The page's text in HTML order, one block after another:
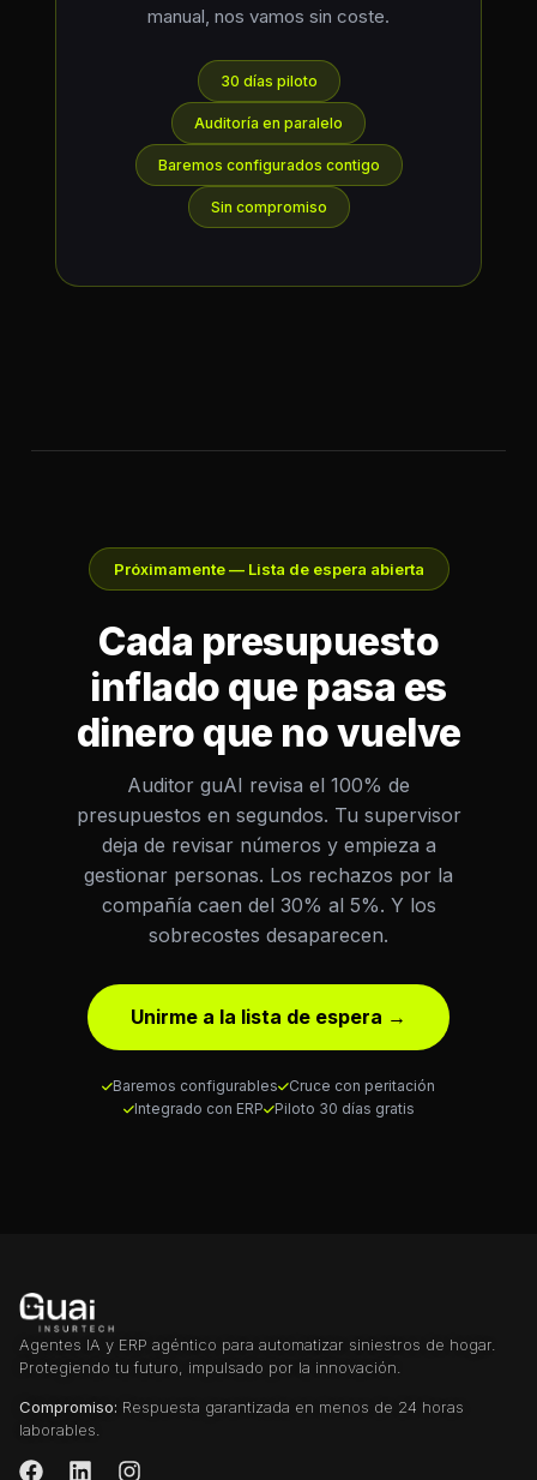
manual, nos vamos sin coste.
30 días piloto
Auditoría en paralelo
Baremos configurados contigo
Sin compromiso
Próximamente — Lista de espera abierta
Cada presupuesto
inflado que pasa es
dinero que no vuelve
Auditor guAI revisa el 100% de
presupuestos en segundos. Tu supervisor
deja de revisar números y empieza a
gestionar personas. Los rechazos por la
compañía caen del 30% al 5%. Y los
sobrecostes desaparecen.
Unirme a la lista de espera →
Baremos configurables
Cruce con peritación
Integrado con ERP
Piloto 30 días gratis
Agentes IA y ERP agéntico para automatizar siniestros de hogar.
Protegiendo tu futuro, impulsado por la innovación.
Compromiso: Respuesta garantizada en menos de 24 horas
laborables.